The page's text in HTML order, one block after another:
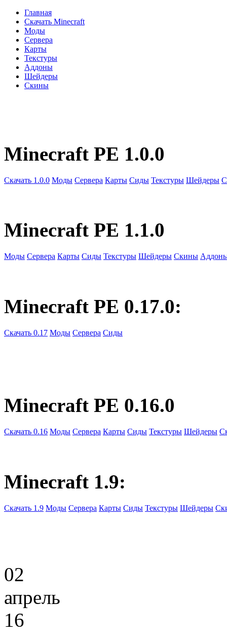
Главная
Скачать Minecraft
Моды
Сервера
Карты
Текстуры
Аддоны
Шейдеры
Скины
Minecraft PE 1.0.0
Скачать 1.0.0 Моды Сервера Карты Сиды Текстуры Шейдеры
Minecraft PE 1.1.0
Моды Сервера Карты Сиды Текстуры Шейдеры Скины
Minecraft PE 0.17.0:
Скачать 0.17 Моды Сервера Сиды
Minecraft PE 0.16.0
Скачать 0.16 Моды Сервера Карты Сиды Текстуры Шейдеры
Minecraft 1.9:
Скачать 1.9 Моды Сервера Карты Сиды Текстуры Шейдеры
02
апрель
16